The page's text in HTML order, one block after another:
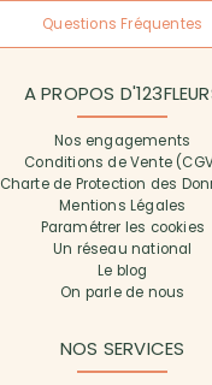
Questions Fréquentes
A PROPOS
Nos engagements
Conditions de Vente
Charte de Protection des
Mentions Légales
Paramétrer les cookies
Un réseau national
Le blog
On parle de nous
NOS SERVICES